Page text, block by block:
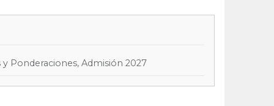
Ponderaciones, Admisión 2027